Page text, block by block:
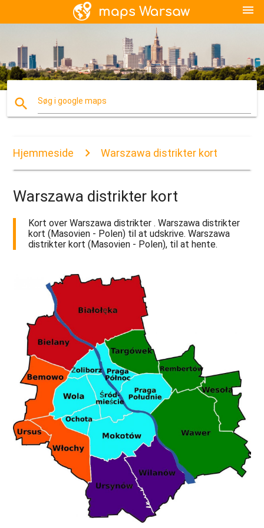
menu
search Søg i google maps
Hjemmeside Warszawa distrikter kort
Warszawa distrikter kort
Kort over Warszawa distrikter . Warszawa distrikter
kort (Masovien - Polen) til at udskrive. Warszawa
distrikter kort (Masovien - Polen), til at hente.